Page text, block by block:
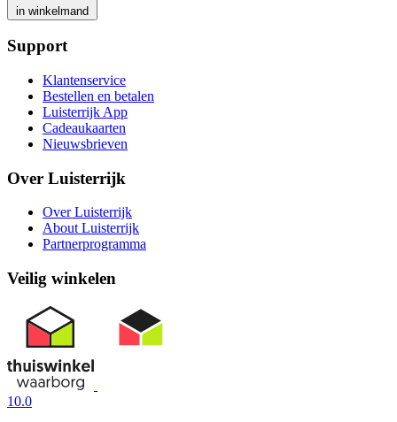
in winkelmand
Support
Klantenservice
Bestellen en betalen
Luisterrijk App
Cadeaukaarten
Nieuwsbrieven
Over Luisterrijk
Over Luisterrijk
About Luisterrijk
Partnerprogramma
Veilig winkelen
10.0